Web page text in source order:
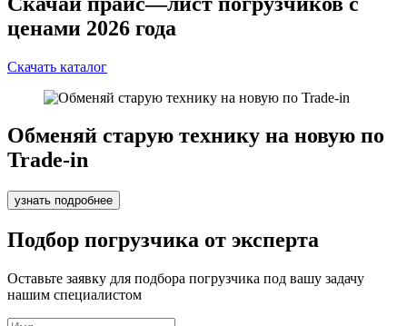
ценами 2026 года
Скачать каталог
Обменяй старую технику на новую по
Trade-in
узнать подробнее
Подбор погрузчика от эксперта
Оставьте заявку для подбора погрузчика под вашу задачу
нашим специалистом